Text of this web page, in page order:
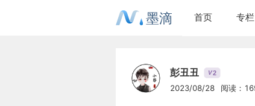
墨滴 首页 专栏
彭丑丑 V2
2023/08/28 阅读：